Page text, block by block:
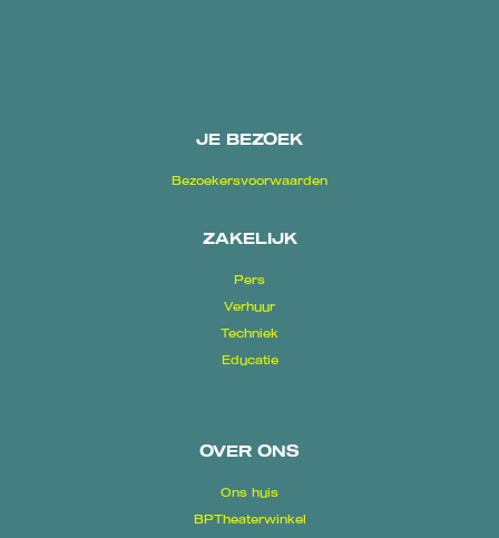
JE BEZOEK
Bezoekersvoorwaarden
ZAKELIJK
Pers
Verhuur
Techniek
Educatie
OVER ONS
Ons huis
BPTheaterwinkel